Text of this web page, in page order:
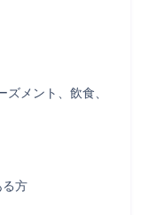
メント、飲食、
る方